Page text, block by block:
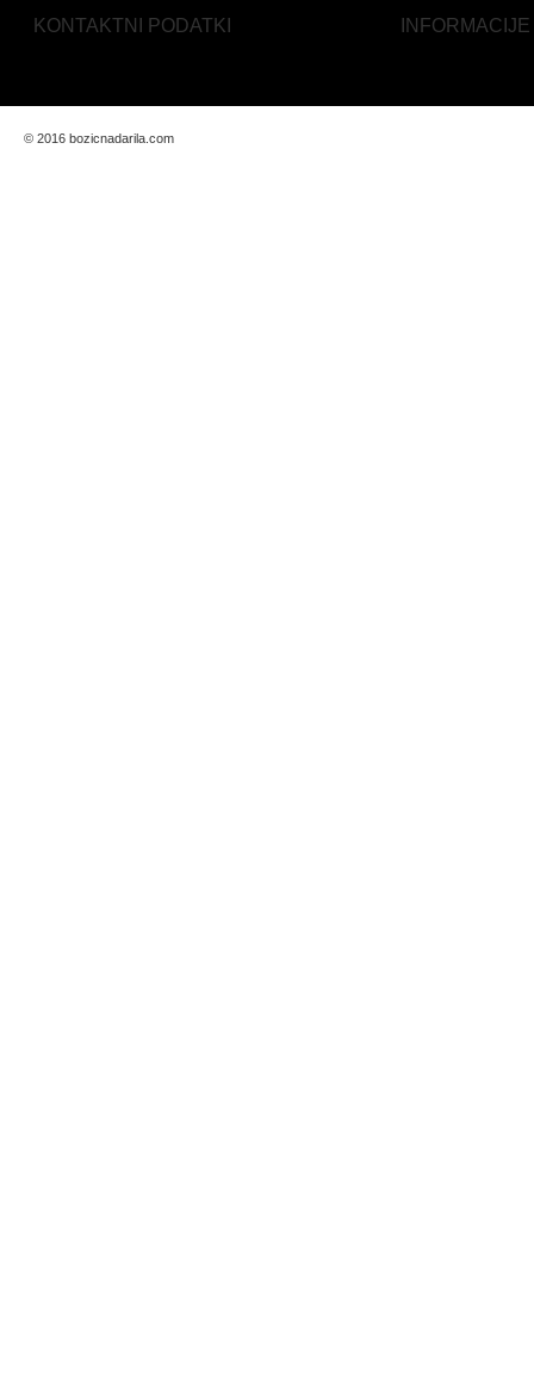
KONTAKTNI PODATKI INFORMACIJE
© 2016 bozicnadarila.com